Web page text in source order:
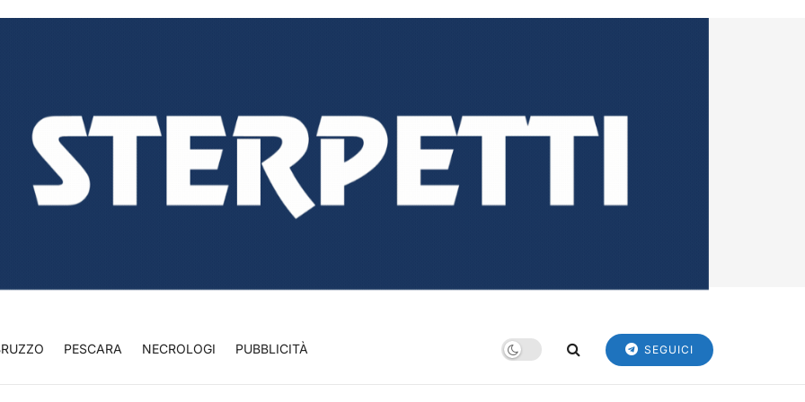
PESCARA NECROLOGI PUBBLICITÀ SEGUICI